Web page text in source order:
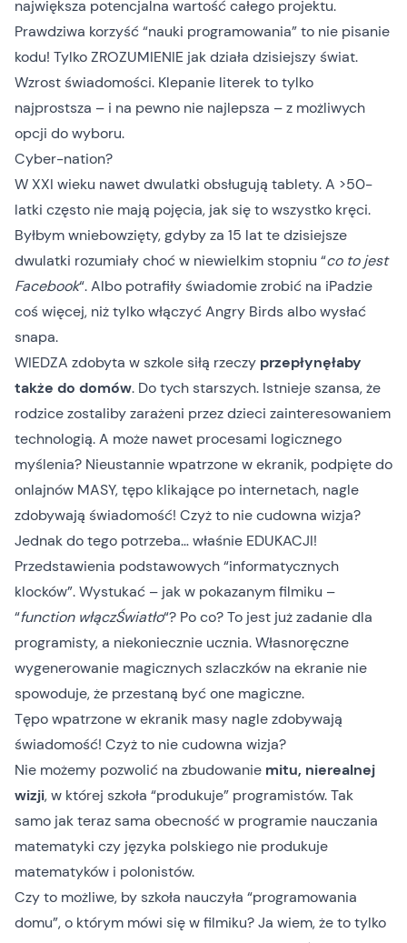
największa potencjalna wartość całego projektu.
Prawdziwa korzyść “nauki programowania” to nie pisanie
kodu! Tylko ZROZUMIENIE jak działa dzisiejszy świat.
Wzrost świadomości. Klepanie literek to tylko
najprostsza – i na pewno nie najlepsza – z możliwych
opcji do wyboru.
Cyber-nation?
W XXI wieku nawet dwulatki obsługują tablety. A >50-
latki często nie mają pojęcia, jak się to wszystko kręci.
Byłbym wniebowzięty, gdyby za 15 lat te dzisiejsze
dwulatki rozumiały choć w niewielkim stopniu “co to jest
Facebook“. Albo potrafiły świadomie zrobić na iPadzie
coś więcej, niż tylko włączyć Angry Birds albo wysłać
snapa.
WIEDZA zdobyta w szkole siłą rzeczy przepłynęłaby
także do domów. Do tych starszych. Istnieje szansa, że
rodzice zostaliby zarażeni przez dzieci zainteresowaniem
technologią. A może nawet procesami logicznego
myślenia? Nieustannie wpatrzone w ekranik, podpięte do
onlajnów MASY, tępo klikające po internetach, nagle
zdobywają świadomość! Czyż to nie cudowna wizja?
Jednak do tego potrzeba… właśnie EDUKACJI!
Przedstawienia podstawowych “informatycznych
klocków”. Wystukać – jak w pokazanym filmiku –
“function włączŚwiatło“? Po co? To jest już zadanie dla
programisty, a niekoniecznie ucznia. Własnoręczne
wygenerowanie magicznych szlaczków na ekranie nie
spowoduje, że przestaną być one magiczne.
Tępo wpatrzone w ekranik masy nagle zdobywają
świadomość! Czyż to nie cudowna wizja?
Nie możemy pozwolić na zbudowanie mitu, nierealnej
wizji, w której szkoła “produkuje” programistów. Tak
samo jak teraz sama obecność w programie nauczania
matematyki czy języka polskiego nie produkuje
matematyków i polonistów.
Czy to możliwe, by szkoła nauczyła “programowania
domu”, o którym mówi się w filmiku? Ja wiem, że to tylko